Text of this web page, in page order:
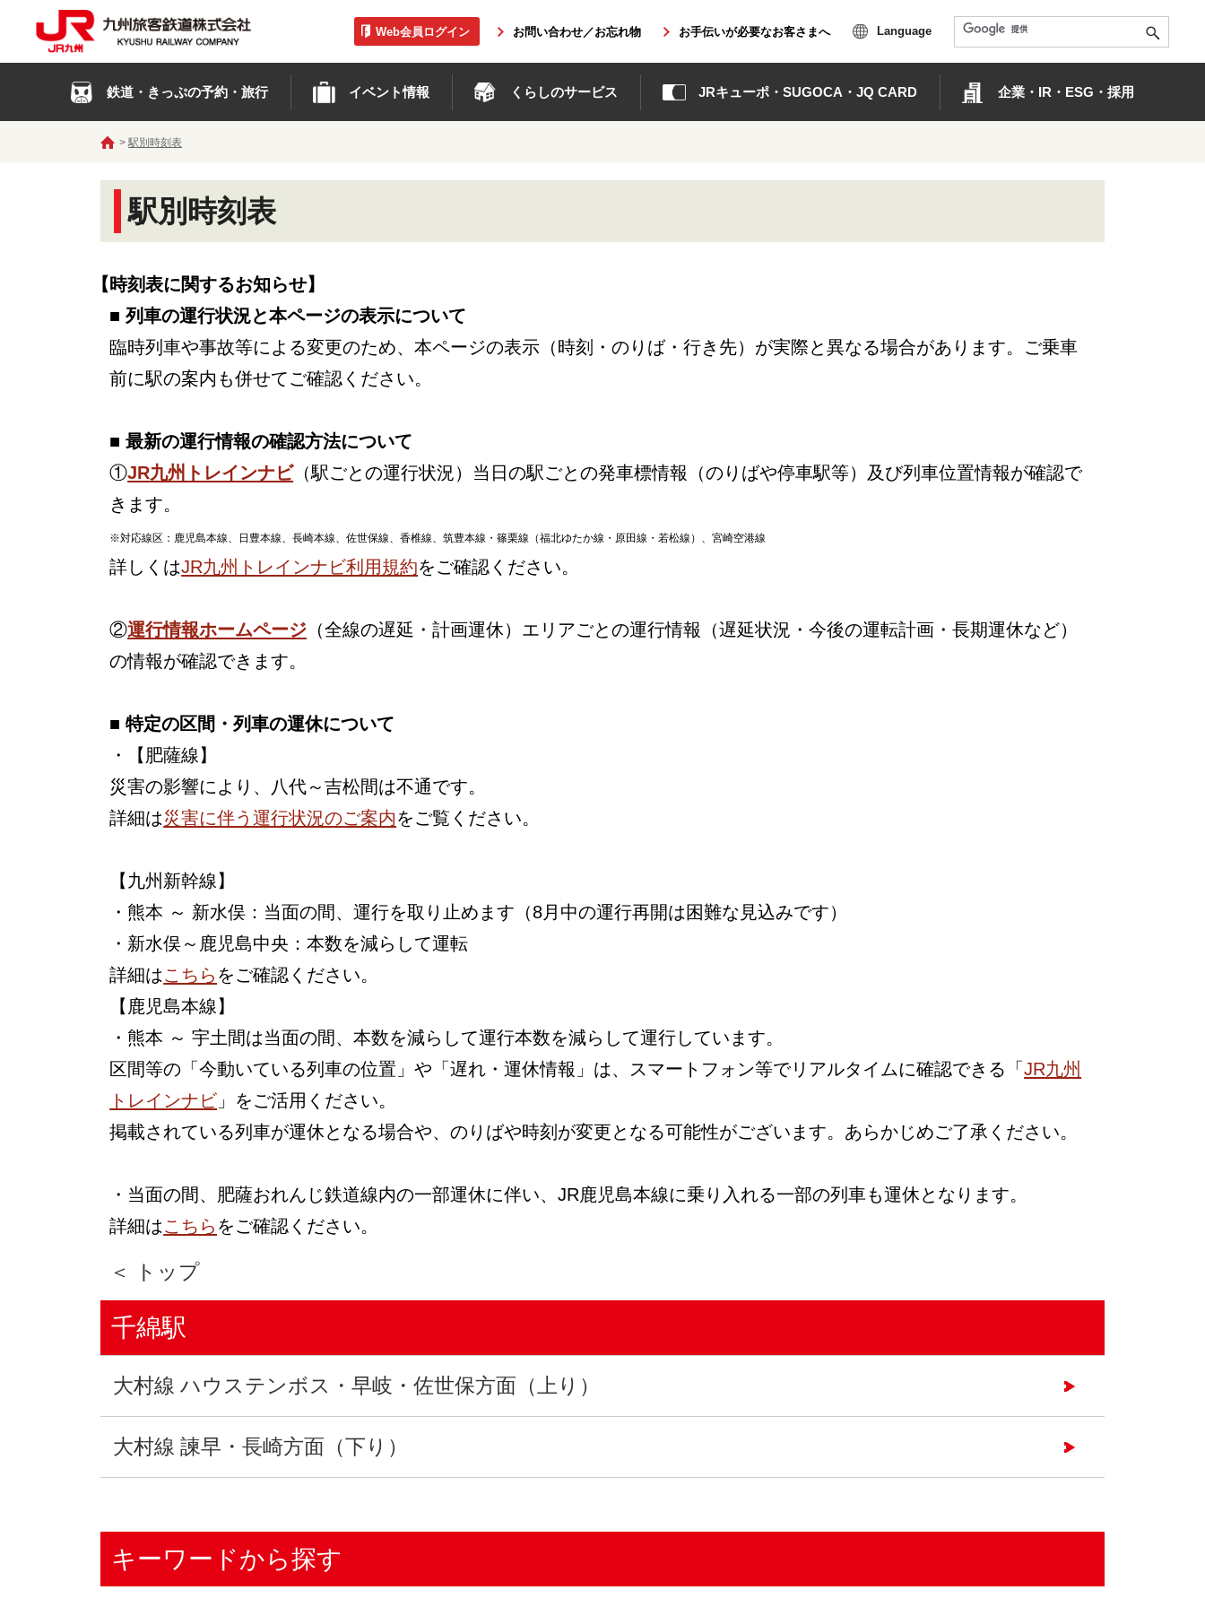
Web会員ログイン お問い合わせ／お忘れ物 お手伝いが必要なお客さまへ Language
鉄道・きっぷの予約・旅行 イベント情報 くらしのサービス JRキューポ・SUGOCA・JQ CARD 企業・IR・ESG・採用
駅別時刻表
駅別時刻表
【時刻表に関するお知らせ】
■ 列車の運行状況と本ページの表示について
臨時列車や事故等による変更のため、本ページの表示（時刻・のりば・行き先）が実際と異なる場合があります。ご乗車
前に駅の案内も併せてご確認ください。
■ 最新の運行情報の確認方法について
①JR九州トレインナビ（駅ごとの運行状況）当日の駅ごとの発車標情報（のりばや停車駅等）及び列車位置情報が確認で
きます。
※対応線区：鹿児島本線、日豊本線、長崎本線、佐世保線、香椎線、筑豊本線・篠栗線（福北ゆたか線・原田線・若松線）、宮崎空港線
詳しくはJR九州トレインナビ利用規約をご確認ください。
②運行情報ホームページ （全線の遅延・計画運休）エリアごとの運行情報（遅延状況・今後の運転計画・長期運休など）
の情報が確認できます。
■ 特定の区間・列車の運休について
・【肥薩線】
災害の影響により、八代～吉松間は不通です。
詳細は災害に伴う運行状況のご案内をご覧ください。
【九州新幹線】
・熊本 ～ 新水俣：当面の間、運行を取り止めます（8月中の運行再開は困難な見込みです）
・新水俣～鹿児島中央：本数を減らして運転
詳細はこちら をご確認ください。
【鹿児島本線】
・熊本 ～ 宇土間は当面の間、本数を減らして運行本数を減らして運行しています。
区間等の「今動いている列車の位置」や「遅れ・運休情報」は、スマートフォン等でリアルタイムに確認できる「JR九州
トレインナビ 」をご活用ください。
掲載されている列車が運休となる場合や、のりばや時刻が変更となる可能性がございます。あらかじめご了承ください。
・当面の間、肥薩おれんじ鉄道線内の一部運休に伴い、JR鹿児島本線に乗り入れる一部の列車も運休となります。
詳細はこちら をご確認ください。
＜ トップ
千綿駅
大村線 ハウステンボス・早岐・佐世保方面（上り）
大村線 諫早・長崎方面（下り）
キーワードから探す